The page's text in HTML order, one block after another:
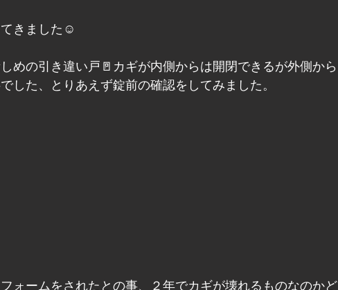
きました☺
めの引き違い戸🚪カギが内側からは開閉できるが外側から
した、とりあえず錠前の確認をしてみました。
ォームをされたとの事、２年でカギが壊れるものなのかど